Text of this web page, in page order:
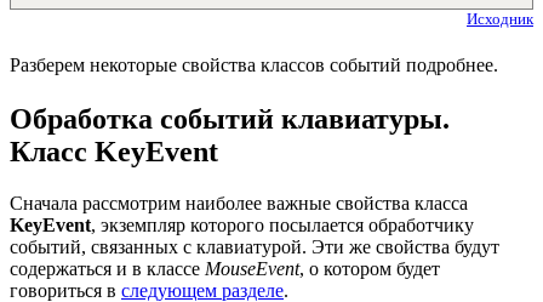
Исходник
Разберем некоторые свойства классов событий подробнее.
Обработка событий клавиатуры.
Класс KeyEvent
Сначала рассмотрим наиболее важные свойства класса
KeyEvent, экземпляр которого посылается обработчику
событий, связанных с клавиатурой. Эти же свойства будут
содержаться и в классе MouseEvent, о котором будет
говориться в следующем разделе.